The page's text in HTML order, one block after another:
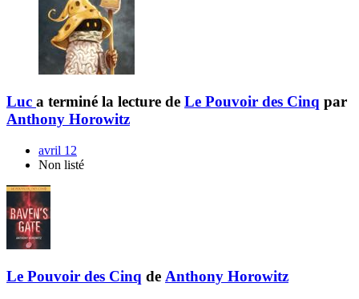
Luc a terminé la lecture de Le Pouvoir des Cinq par
Anthony Horowitz
avril 12
Non listé
Le Pouvoir des Cinq de Anthony Horowitz